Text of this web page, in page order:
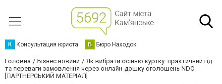
К Консультация юриста Б Бюро Находок
Головна Бізнес новини
Як вибрати осінню куртку: практичний гід
та переваги замовлення через онлайн-дошку оголошень NDO
[ПАРТНЕРСЬКИЙ МАТЕРІАЛ]